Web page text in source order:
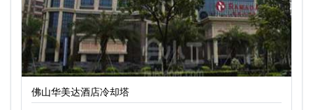
佛山华美达酒店冷却塔